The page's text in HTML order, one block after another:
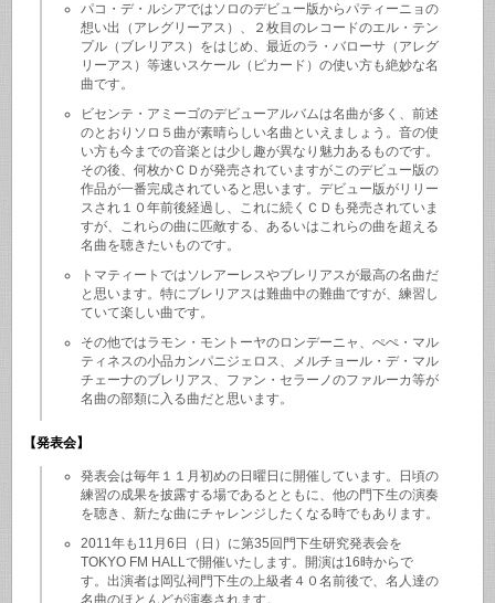
パコ・デ・ルシアではソロのデビュー版からパティーニョの
想い出（アレグリーアス）、２枚目のレコードのエル・テン
プル（ブレリアス）をはじめ、最近のラ・バローサ（アレグ
リーアス）等速いスケール（ピカード）の使い方も絶妙な名
曲です。
ビセンテ・アミーゴのデビューアルバムは名曲が多く、前述
のとおりソロ５曲が素晴らしい名曲といえましょう。音の使
い方も今までの音楽とは少し趣が異なり魅力あるものです。
その後、何枚かＣＤが発売されていますがこのデビュー版の
作品が一番完成されていると思います。デビュー版がリリー
スされ１０年前後経過し、これに続くＣＤも発売されていま
すが、これらの曲に匹敵する、あるいはこれらの曲を超える
名曲を聴きたいものです。
トマティートではソレアーレスやブレリアスが最高の名曲だ
と思います。特にブレリアスは難曲中の難曲ですが、練習し
ていて楽しい曲です。
その他ではラモン・モントーヤのロンデーニャ、ぺぺ・マル
ティネスの小品カンパニジェロス、メルチョール・デ・マル
チェーナのブレリアス、ファン・セラーノのファルーカ等が
名曲の部類に入る曲だと思います。
【発表会】
発表会は毎年１１月初めの日曜日に開催しています。日頃の
練習の成果を披露する場であるとともに、他の門下生の演奏
を聴き、新たな曲にチャレンジしたくなる時でもあります。
2011年も11月6日（日）に第35回門下生研究発表会を
TOKYO FM HALLで開催いたします。開演は16時からで
す。出演者は岡弘祠門下生の上級者４０名前後で、名人達の
名曲のほとんどが演奏されます。